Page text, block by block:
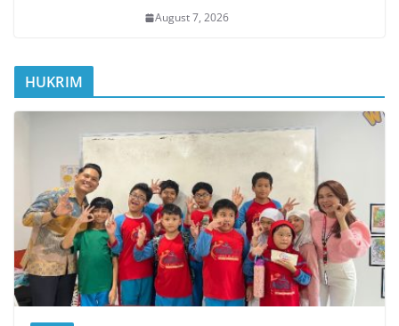
August 7, 2026
HUKRIM